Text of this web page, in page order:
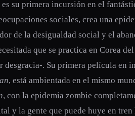
su primera incursión en el
sociales, crea una
de la desigualdad social y el
que se practica en Corea
desgracia-. Su primera película en
, está ambientada en el mismo
, con la epidemia zombie
y la gente que puede huye en tren